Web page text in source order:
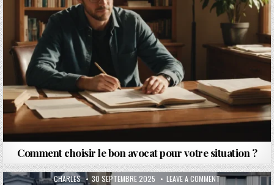
Comment choisir le bon avocat pour votre situation ?
AUTHOR:
CHARLES PUBLISHED DATE:
30 SEPTEMBRE 2025 LEAVE A COMMENTON ASTUCES